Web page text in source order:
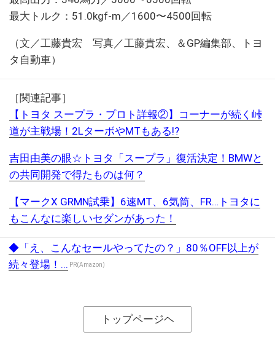
最大トルク：51.0kgf-m／1600〜4500回転
（文／工藤貴宏 写真／工藤貴宏、＆GP編集部、トヨ
タ自動車）
［関連記事］
【トヨタ スープラ・プロト詳報②】コーナーが続く峠
道が主戦場！2LターボやMTもある!?
吉田由美の眼☆トヨタ「スープラ」復活決定！BMWと
の共同開発で得たものは何？
【マークX GRMN試乗】6速MT、6気筒、FR…トヨタに
もこんなに楽しいセダンがあった！
◆「え、こんなセールやってたの？」80％OFF以上が
続々登場！... PR(Amazon)
トップページヘ